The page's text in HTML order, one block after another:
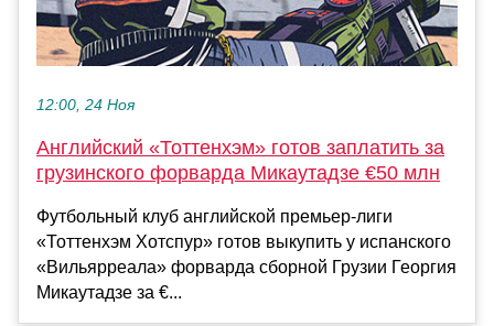
12:00, 24 Ноя
Английский «Тоттенхэм» готов заплатить за
грузинского форварда Микаутадзе €50 млн
Футбольный клуб английской премьер-лиги
«Тоттенхэм Хотспур» готов выкупить у испанского
«Вильярреала» форварда сборной Грузии Георгия
Микаутадзе за €...